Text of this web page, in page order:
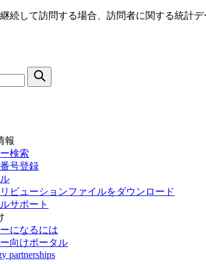
続して訪問する場合、訪問者に関する統計
報
検索
号登録
ビューションファイルをダウンロード
サポート
になるには
向けポータル
partnerships